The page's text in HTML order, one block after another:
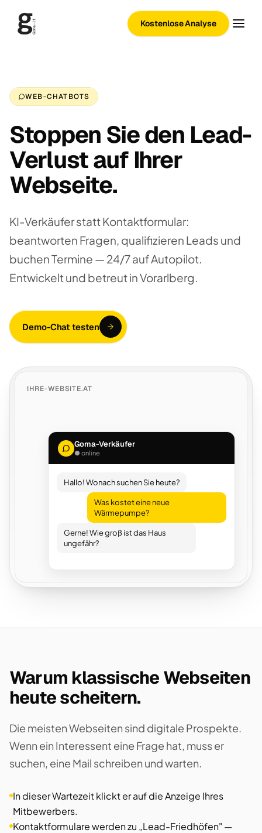
Kostenlose Analyse
WEB-CHATBOTS
Stoppen Sie den Lead-
Verlust auf Ihrer
Webseite.
KI-Verkäufer statt Kontaktformular:
beantworten Fragen, qualifizieren Leads und
buchen Termine — 24/7 auf Autopilot.
Entwickelt und betreut in Vorarlberg.
Demo-Chat testen
IHRE-WEBSITE.AT
Goma-Verkäufer
● online
Hallo! Wonach suchen Sie heute?
Was kostet eine neue
Wärmepumpe?
Gerne! Wie groß ist das Haus
ungefähr?
Warum klassische Webseiten
heute scheitern.
Die meisten Webseiten sind digitale Prospekte.
Wenn ein Interessent eine Frage hat, muss er
suchen, eine Mail schreiben und warten.
In dieser Wartezeit klickt er auf die Anzeige Ihres
Mitbewerbers.
Kontaktformulare werden zu „Lead-Friedhöfen" —